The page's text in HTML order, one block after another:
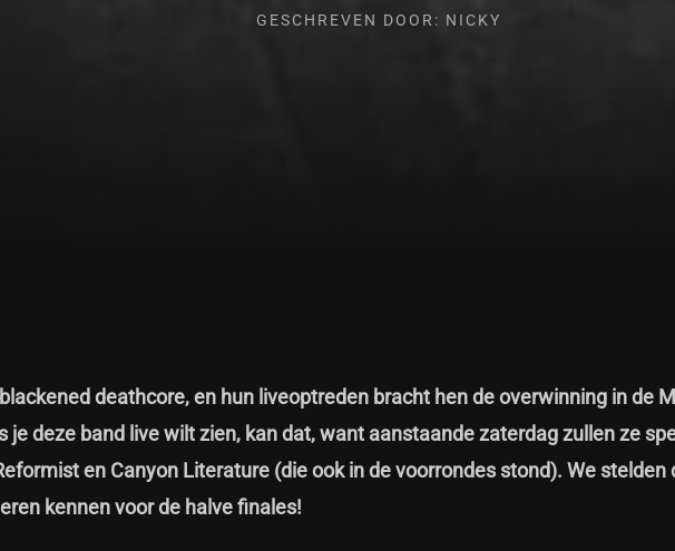
GESCHREVEN DOOR: NICKY
deathcore, en hun liveoptreden bracht hen de overwinning in de
je deze band live wilt zien, kan dat, want aanstaande zaterdag zullen ze
en Canyon Literature (die ook in de voorrondes stond). We stelden
kennen voor de halve finales!